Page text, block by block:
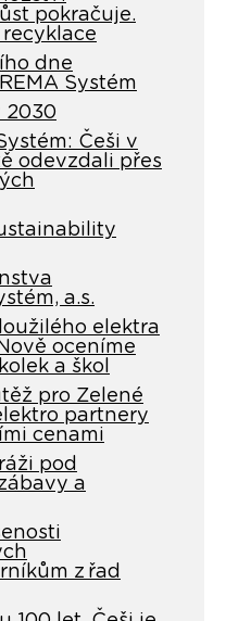
pokračuje.
dne
Systém
2030
Češi v
odevzdali přes
a.s.
elektra
oceníme
a škol
pro Zelené
partnery
cenami
pod
a
z řad